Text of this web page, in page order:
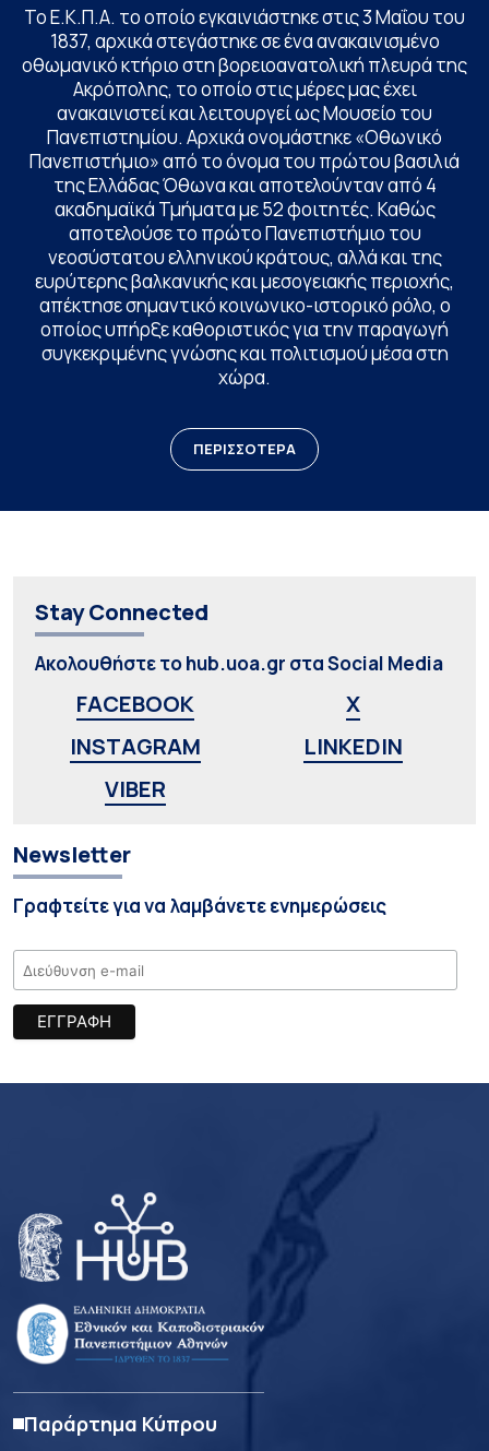
Το Ε.Κ.Π.Α. το οποίο εγκαινιάστηκε στις 3 Μαΐου του
1837, αρχικά στεγάστηκε σε ένα ανακαινισμένο
οθωμανικό κτήριο στη βορειοανατολική πλευρά της
Ακρόπολης, το οποίο στις μέρες μας έχει
ανακαινιστεί και λειτουργεί ως Μουσείο του
Πανεπιστημίου. Αρχικά ονομάστηκε «Οθωνικό
Πανεπιστήμιο» από το όνομα του πρώτου βασιλιά
της Ελλάδας Όθωνα και αποτελούνταν από 4
ακαδημαϊκά Τμήματα με 52 φοιτητές. Καθώς
αποτελούσε το πρώτο Πανεπιστήμιο του
νεοσύστατου ελληνικού κράτους, αλλά και της
ευρύτερης βαλκανικής και μεσογειακής περιοχής,
απέκτησε σημαντικό κοινωνικο-ιστορικό ρόλο, ο
οποίος υπήρξε καθοριστικός για την παραγωγή
συγκεκριμένης γνώσης και πολιτισμού μέσα στη
χώρα.
ΠΕΡΙΣΣΟΤΕΡΑ
Stay Connected
Ακολουθήστε το hub.uoa.gr στα Social Media
FACEBOOK
X
INSTAGRAM
LINKEDIN
VIBER
Newsletter
Γραφτείτε για να λαμβάνετε ενημερώσεις
Παράρτημα Κύπρου